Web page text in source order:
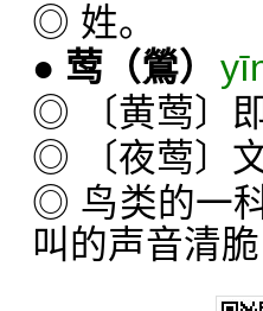
◎ 姓。
● 莺 （鶯）
◎ 〔黄莺〕即
◎ 〔夜莺〕
◎ 鸟类的一
叫的声音清